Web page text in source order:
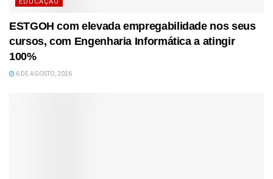
ESTGOH com elevada empregabilidade nos seus
cursos, com Engenharia Informática a atingir
100%
6 DE AGOSTO, 2026